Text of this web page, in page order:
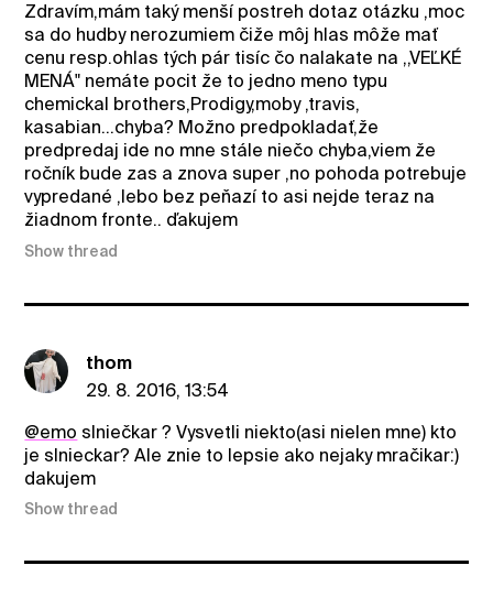
Zdravím,mám taký menší postreh dotaz otázku ,moc
sa do hudby nerozumiem čiže môj hlas môže mať
cenu resp.ohlas tých pár tisíc čo nalakate na ,,VEĽKÉ
MENÁ" nemáte pocit že to jedno meno typu
chemickal brothers,Prodigy,moby ,travis,
kasabian...chyba? Možno predpokladať,že
predpredaj ide no mne stále niečo chyba,viem že
ročník bude zas a znova super ,no pohoda potrebuje
vypredané ,lebo bez peňazí to asi nejde teraz na
žiadnom fronte.. ďakujem
Show thread
thom
29. 8. 2016, 13:54
@emo slniečkar ? Vysvetli niekto(asi nielen mne) kto
je slnieckar? Ale znie to lepsie ako nejaky mračikar:)
dakujem
Show thread